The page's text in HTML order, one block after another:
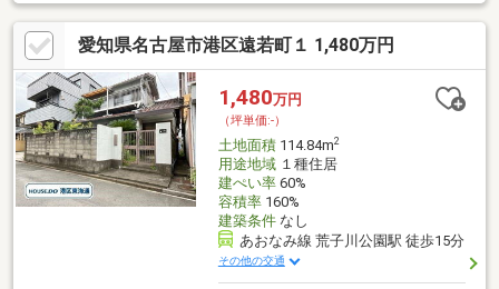
クすると、詳細をご覧いただけます。＝＝＝＝＝＝＝＝＝＝＝＝
＝＝＝＝＝＝＝＝＝＝＝＝＝土地から建てるってどうしたらいい
の？どんな費用がかかるの？の疑問にすべて丁寧にお答えしま
す。＝＝＝＝＝＝＝＝＝＝＝＝＝＝＝＝＝＝＝＝＝＝＝＝＝
愛知県名古屋市港区遠若町１ 1,480万円
1,480万円
（坪単価:-）
土地面積114.84m2
用途地域１種住居
建ぺい率60%
容積率160%
建築条件なし
あおなみ線 荒子川公園駅 徒歩15分
その他の交通